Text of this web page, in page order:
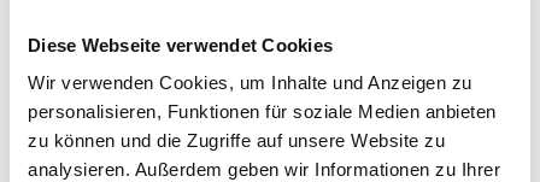
Diese Webseite verwendet Cookies
Wir verwenden Cookies, um Inhalte und Anzeigen zu
personalisieren, Funktionen für soziale Medien anbieten
zu können und die Zugriffe auf unsere Website zu
analysieren. Außerdem geben wir Informationen zu Ihrer
Produktdetails